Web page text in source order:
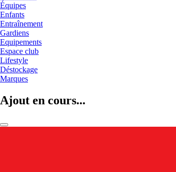
Équipes
Enfants
Entraînement
Gardiens
Equipements
Espace club
Lifestyle
Déstockage
Marques
Ajout en cours...